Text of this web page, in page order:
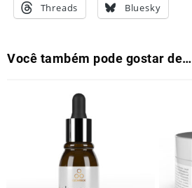
Threads Bluesky
Você também pode gostar de…